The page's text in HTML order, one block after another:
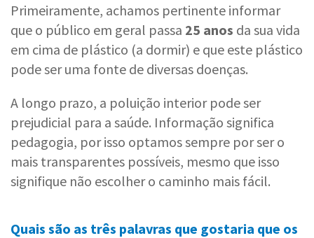
Primeiramente, achamos pertinente informar
que o público em geral passa 25 anos da sua vida
em cima de plástico (a dormir) e que este plástico
pode ser uma fonte de diversas doenças.
A longo prazo, a poluição interior pode ser
prejudicial para a saúde. Informação significa
pedagogia, por isso optamos sempre por ser o
mais transparentes possíveis, mesmo que isso
signifique não escolher o caminho mais fácil.
Quais são as três palavras que gostaria que os